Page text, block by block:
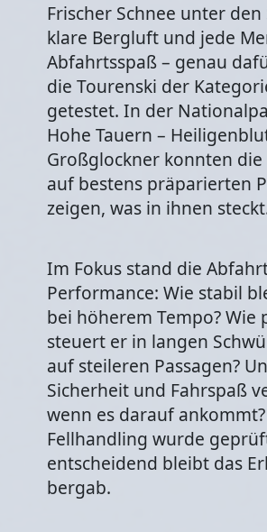
Frischer Schnee unter den
klare Bergluft und jede
Abfahrtsspaß – genau
die Tourenski der
getestet. In der
Hohe Tauern –
Großglockner konnten
auf bestens präparierten
zeigen, was in ihnen
Im Fokus stand die
Performance: Wie stabil
bei höherem Tempo? Wie
steuert er in langen
auf steileren Passagen?
Sicherheit und Fahrspaß
wenn es darauf
Fellhandling wurde
entscheidend bleibt das
bergab.